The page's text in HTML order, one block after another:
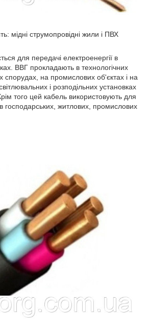
мідні струмопровідні жили і ПВХ
для передачі електроенергії в
ВВГ прокладають в технологічних
спорудах, на промислових об'єктах і на
і розподільних установках
того цей кабель використовують для
господарських, житлових, промислових